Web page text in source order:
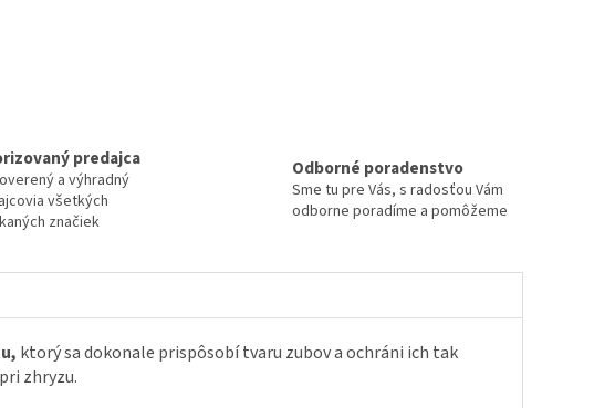
predajca
a výhradný
všetkých
značiek
Odborné poradenstvo
Sme tu pre Vás, s radosťou Vám
odborne poradíme a pomôžeme
ktorý sa dokonale prispôsobí tvaru zubov a ochráni ich tak
zhryzu.